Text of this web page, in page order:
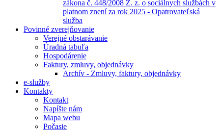
zákona č. 448/2008 Z. z. o sociálnych službách v
platnom znení za rok 2025 - Opatrovateľská
služba
Povinné zverejňovanie
Verejné obstarávanie
Úradná tabuľa
Hospodárenie
Faktury, zmluvy, objednávky
Archív - Zmluvy, faktury, objednávky
e-služby
Kontakty
Kontakt
Napíšte nám
Mapa webu
Počasie